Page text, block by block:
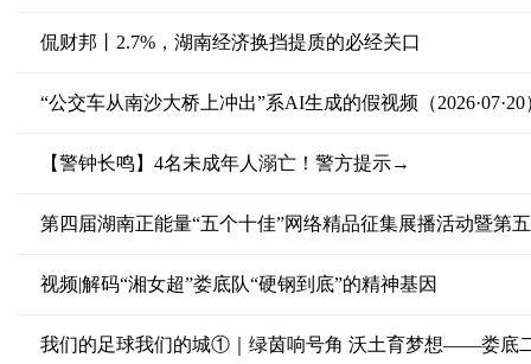
侃财邦丨2.7%，湖南经济换挡提质的必经关口
“公交车从南沙大桥上冲出”系AI生成的假视频（2026·07·20
【警钟长鸣】4名未成年人溺亡！警方提示→
第四届湖南正能量“五个十佳”网络精品征集展播活动暨第
视频|解码“湘女超”娄底队“硬钢到底”的精神基因
我们的足球我们的城①｜绿茵响号角 沃土育梦想——娄底